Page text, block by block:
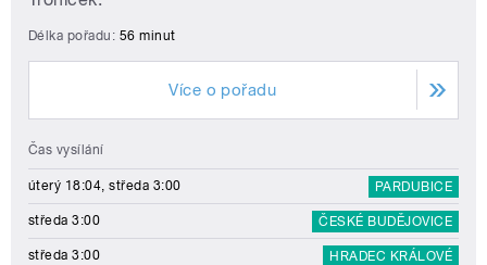
Délka pořadu: 56 minut
Více o pořadu
Čas vysílání
úterý 18:04, středa 3:00 PARDUBICE
středa 3:00 ČESKÉ BUDĚJOVICE
středa 3:00 HRADEC KRÁLOVÉ